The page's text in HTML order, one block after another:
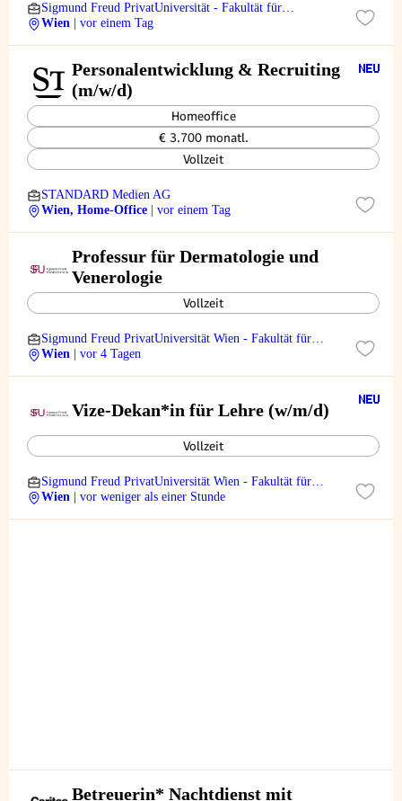
Sigmund Freud PrivatUniversität - Fakultät für
Psychotherapiewissenschaft
Wien | vor einem Tag
Personalentwicklung & Recruiting
(m/w/d)
Homeoffice
€ 3.700 monatl.
Vollzeit
STANDARD Medien AG
Wien, Home-Office
| vor einem Tag
Professur für Dermatologie und
Venerologie
Vollzeit
Sigmund Freud PrivatUniversität Wien - Fakultät für
Medizin
Wien | vor 4 Tagen
Vize-Dekan*in für Lehre (w/m/d)
Vollzeit
Sigmund Freud PrivatUniversität Wien - Fakultät für
Medizin
Wien | vor weniger als einer Stunde
Betreuerin* Nachtdienst mit